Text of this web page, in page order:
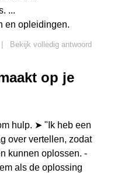
...
en opleidingen.
Bekijk volledig antwoord
op je
hulp. ➤ "Ik heb een
over vertellen, zodat
kunnen oplossen. -
als de oplossing